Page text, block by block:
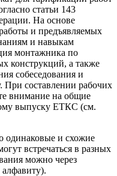
статьи 143
На основе
и предъявляемых
и навыкам
монтажника по
конструкций, а также
собеседования и
При составлении рабочих
внимание на общие
выпуску ЕТКС (см.
одинаковые и схожие
встречаться в разных
можно через